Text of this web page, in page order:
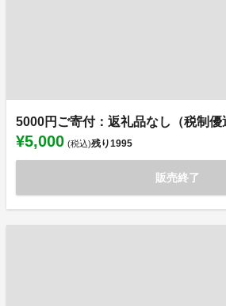
5000円ご寄付：返礼品なし（税制優
¥5,000 (税込)残り1995
販売終了